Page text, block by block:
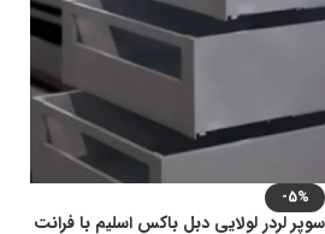
-5%
سوپر لردر لولایی دبل باکس اسلیم با فرانت